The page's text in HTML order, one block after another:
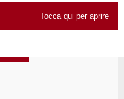
Tocca qui per aprire